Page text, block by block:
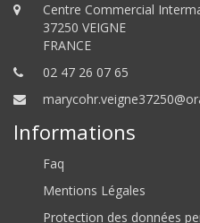
Centre Commercial
37250 VEIGNE
FRANCE
02 47 26 07 65
Informations
Faq
Mentions Légales
Protection des données